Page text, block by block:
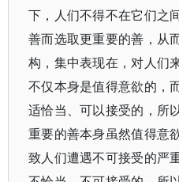
下，人们不得不在它们之
善而选取更重要的善，从
构，集中表现在，对人们
不仅本身是值得意欲的，
适恰当、可以接受的，所
重要的善本身虽然值得意
致人们遭遇不可接受的严